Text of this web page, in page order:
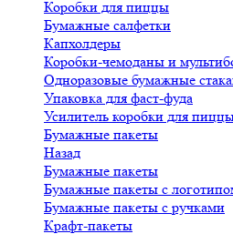
Коробки для пиццы
Бумажные салфетки
Капхолдеры
Коробки-чемоданы и
Одноразовые бумажные
Упаковка для фаст-фуда
Усилитель коробки для
Бумажные пакеты
Назад
Бумажные пакеты
Бумажные пакеты с
Бумажные пакеты с ручками
Крафт-пакеты